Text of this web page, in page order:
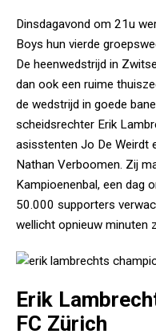
Dinsdagavond om 21u
Boys hun vierde
De heenwedstrijd in
dan ook een ruime
de wedstrijd in goede
scheidsrechter Erik
asisstenten Jo De Weirdt
Nathan Verboomen. Zij
Kampioenenbal, een dag
50.000 supporters
wellicht opnieuw minuten
Erik
FC Zürich